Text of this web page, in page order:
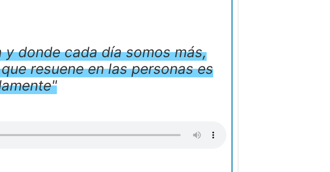
donde cada día somos más,
resuene en las personas es